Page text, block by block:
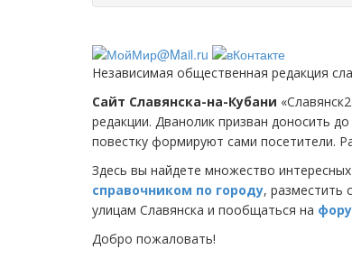
Независимая общественная редакция
Сайт Славянска-на-Кубани
редакции. Дванолик призван доносить
повестку формируют сами посетители.
Здесь вы найдете множество
справочником по городу, разместить
улицам Славянска и пообщаться на
Добро пожаловать!